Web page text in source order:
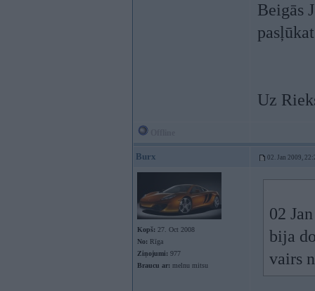
Beigās
Uz
Burx 02. Jan 2009,
Kopš: 27. Oct 2008
No: Rīga
Ziņojumi: 977
Braucu ar: melnu mitsu
02
bija
vairs